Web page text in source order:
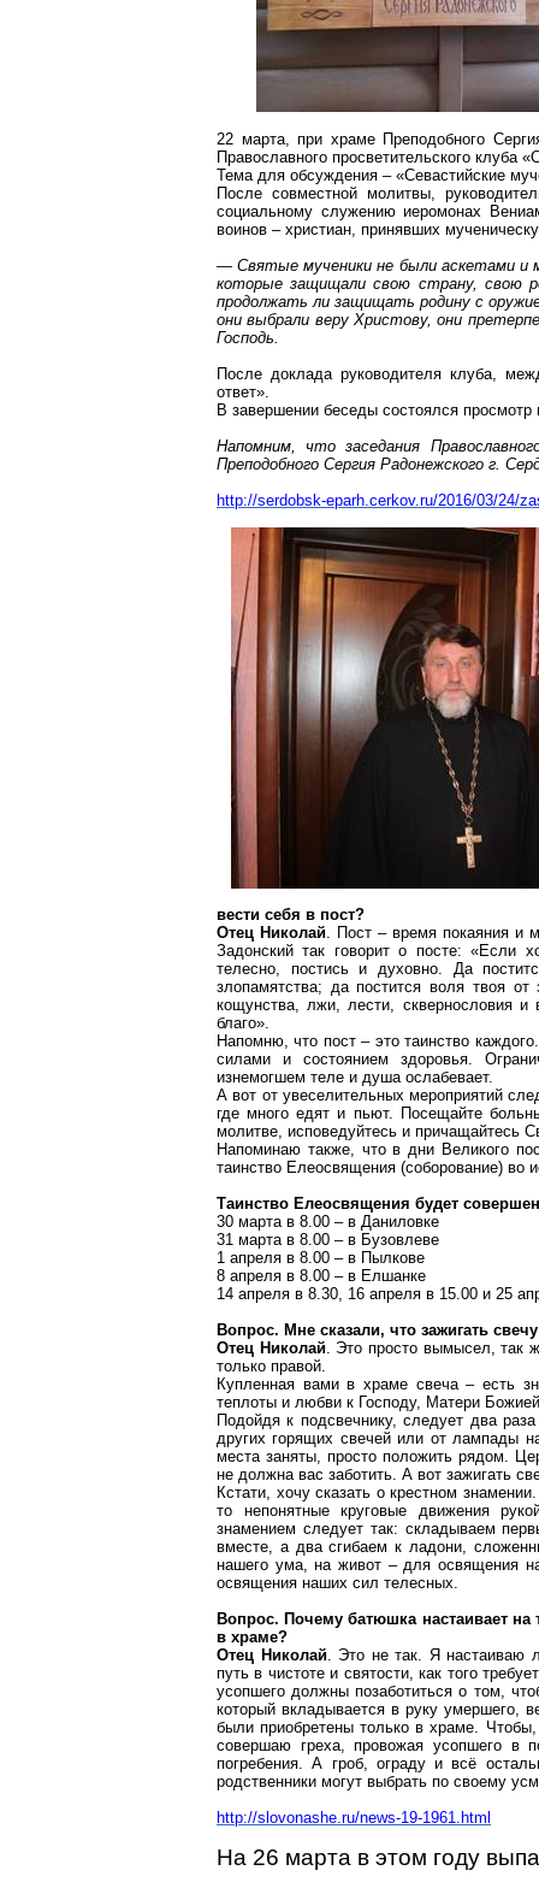
22 марта, при храме Преподобного
Православного просветительского клуба
Тема для обсуждения – «Севастийские
После совместной молитвы,
социальному служению иеромонах
воинов – христиан, принявших
— Святые мученики не были аскетами и
которые защищали свою страну, свою
продолжать ли защищать родину с
они выбрали веру Христову, они
Господь.
После доклада руководителя клуба,
ответ».
В завершении беседы состоялся
Напомним, что заседания
Преподобного Сергия Радонежского г.
http://serdobsk-eparh.cerkov.ru/2016/03/24/
вести себя в пост?
Отец Николай. Пост – время покаяния и
Задонский так говорит о посте: «Если
телесно, постись и духовно. Да
злопамятства; да постится воля твоя
кощунства, лжи, лести, сквернословия и
благо».
Напомню, что пост – это таинство
силами и состоянием здоровья.
изнемогшем теле и душа ослабевает.
А вот от увеселительных мероприятий
где много едят и пьют. Посещайте
молитве, исповедуйтесь и причащайтесь
Напоминаю также, что в дни Великого
таинство Елеосвящения (соборование) во
Таинство Елеосвящения будет
30 марта в 8.00 – в Даниловке
31 марта в 8.00 – в Бузовлеве
1 апреля в 8.00 – в Пылкове
8 апреля в 8.00 – в Елшанке
14 апреля в 8.30, 16 апреля в 15.00 и 25
Вопрос. Мне сказали, что зажигать
Отец Николай. Это просто вымысел, так
только правой.
Купленная вами в храме свеча – есть
теплоты и любви к Господу, Матери
Подойдя к подсвечнику, следует два
других горящих свечей или от лампады
места заняты, просто положить рядом.
не должна вас заботить. А вот зажигать
Кстати, хочу сказать о крестном
то непонятные круговые движения
знамением следует так: складываем
вместе, а два сгибаем к ладони,
нашего ума, на живот – для освящения
освящения наших сил телесных.
Вопрос. Почему батюшка настаивает
в храме?
Отец Николай. Это не так. Я настаиваю
путь в чистоте и святости, как того
усопшего должны позаботиться о том,
который вкладывается в руку умершего,
были приобретены только в храме.
совершаю греха, провожая усопшего в
погребения. А гроб, ограду и всё
родственники могут выбрать по своему
http://slovonashe.ru/news-19-1961.html
На 26 марта в этом году